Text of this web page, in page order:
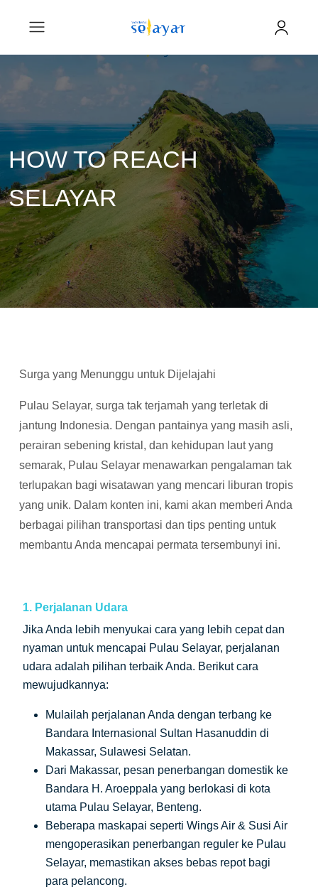
HOW TO REACH
SELAYAR
Surga yang Menunggu untuk Dijelajahi
Pulau Selayar, surga tak terjamah yang terletak di
jantung Indonesia. Dengan pantainya yang masih asli,
perairan sebening kristal, dan kehidupan laut yang
semarak, Pulau Selayar menawarkan pengalaman tak
terlupakan bagi wisatawan yang mencari liburan tropis
yang unik. Dalam konten ini, kami akan memberi Anda
berbagai pilihan transportasi dan tips penting untuk
membantu Anda mencapai permata tersembunyi ini.
1. Perjalanan Udara
Jika Anda lebih menyukai cara yang lebih cepat dan
nyaman untuk mencapai Pulau Selayar, perjalanan
udara adalah pilihan terbaik Anda. Berikut cara
mewujudkannya:
Mulailah perjalanan Anda dengan terbang ke
Bandara Internasional Sultan Hasanuddin di
Makassar, Sulawesi Selatan.
Dari Makassar, pesan penerbangan domestik ke
Bandara H. Aroeppala yang berlokasi di kota
utama Pulau Selayar, Benteng.
Beberapa maskapai seperti Wings Air & Susi Air
mengoperasikan penerbangan reguler ke Pulau
Selayar, memastikan akses bebas repot bagi
para pelancong.